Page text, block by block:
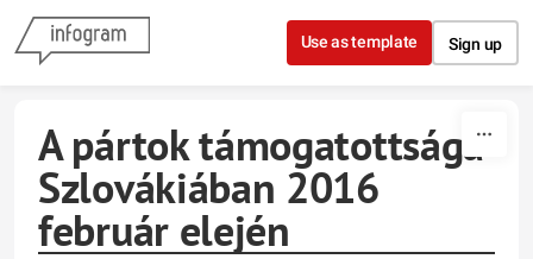
Skip to content
Use as template Sign up
A pártok támogatottsága
Szlovákiában 2016
február elején